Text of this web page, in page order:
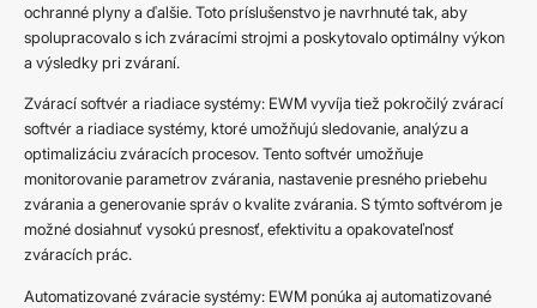
ochranné plyny a ďalšie. Toto príslušenstvo je navrhnuté tak, aby
spolupracovalo s ich zváracími strojmi a poskytovalo optimálny výkon
a výsledky pri zváraní.
Zvárací softvér a riadiace systémy: EWM vyvíja tiež pokročilý zvárací
softvér a riadiace systémy, ktoré umožňujú sledovanie, analýzu a
optimalizáciu zváracích procesov. Tento softvér umožňuje
monitorovanie parametrov zvárania, nastavenie presného priebehu
zvárania a generovanie správ o kvalite zvárania. S týmto softvérom je
možné dosiahnuť vysokú presnosť, efektivitu a opakovateľnosť
zváracích prác.
Automatizované zváracie systémy: EWM ponúka aj automatizované